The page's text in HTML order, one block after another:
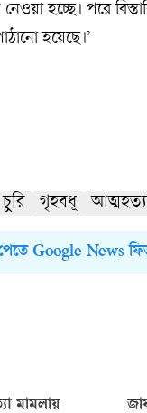
হচ্ছে। পরে
হয়েছে।’
গৃহবধূ
পেতে Google News
মামলায়